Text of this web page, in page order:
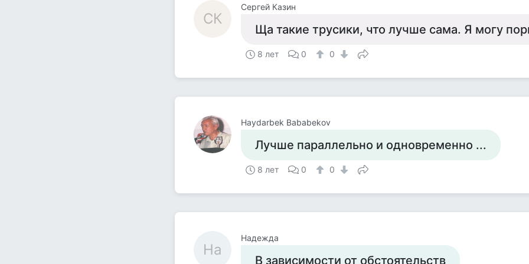
СК
Сергей Казин
Ща такие трусики, что лучше сама. Я могу
8 лет 0 0
Haydarbek Bababekov
Лучше параллельно и одновременно ...
8 лет 0 0
На
Надежда
В зависимости от обстоятельств